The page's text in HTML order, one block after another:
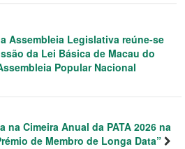
Assembleia Legislativa reúne-se
da Lei Básica de Macau do
Popular Nacional
na Cimeira Anual da PATA 2026 na
de Membro de Longa Data”